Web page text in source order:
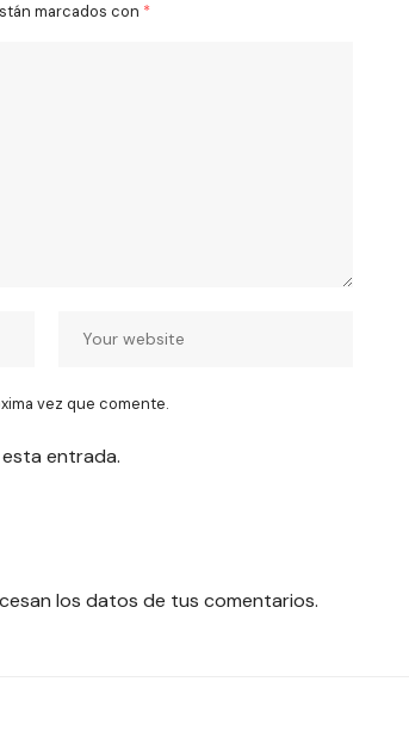
marcados con *
vez que comente.
entrada.
los datos de tus comentarios.